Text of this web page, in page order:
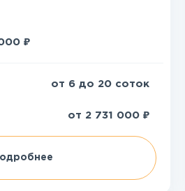
₽
от 6 до 20 соток
от 2 731 000 ₽